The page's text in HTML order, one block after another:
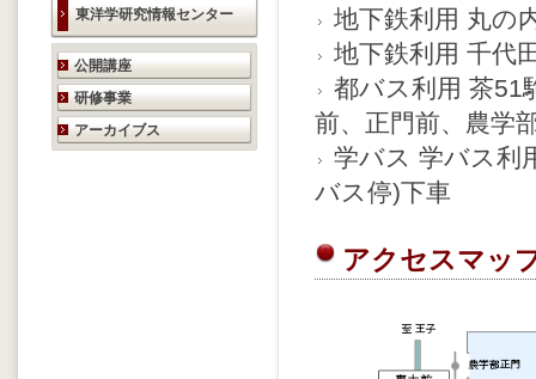
東洋学研究情報センター
研究活動のご案内
公開講座
研修事業
アーカイブス
地下鉄利用 丸の
地下鉄利用 千代
都バス利用 茶51
前、正門前、農学
学バス 学バス利
バス停)下車
アクセスマッ